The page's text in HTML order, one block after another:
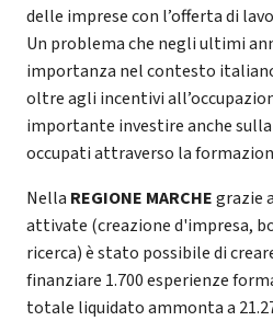
delle imprese con l’offerta di
Un problema che negli ultimi
importanza nel contesto
oltre agli incentivi
importante investire anche
occupati attraverso la
Nella REGIONE MARCHEgrazie
attivate (creazione d'impresa,
ricerca) è stato possibile di
finanziare 1.700 esperienze
totale liquidato ammonta a